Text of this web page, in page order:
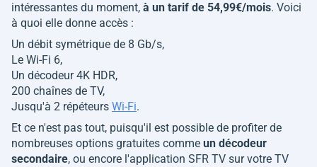
intéressantes du moment, à un tarif de 54,99€/mois. Voici
à quoi elle donne accès :
Un débit symétrique de 8 Gb/s,
Le Wi-Fi 6,
Un décodeur 4K HDR,
200 chaînes de TV,
Jusqu'à 2 répéteurs Wi-Fi.
Et ce n'est pas tout, puisqu'il est possible de profiter de
nombreuses options gratuites comme un décodeur
secondaire, ou encore l'application SFR TV sur votre TV